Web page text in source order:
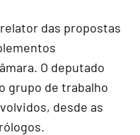
das propostas
O deputado
grupo de trabalho
desde as